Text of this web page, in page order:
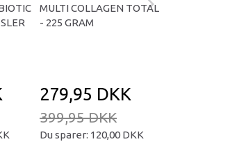
MULTI COLLAGEN TOTAL
- 225 GRAM
279,95 DKK
399,95 DKK
Du sparer: 120,00 DKK